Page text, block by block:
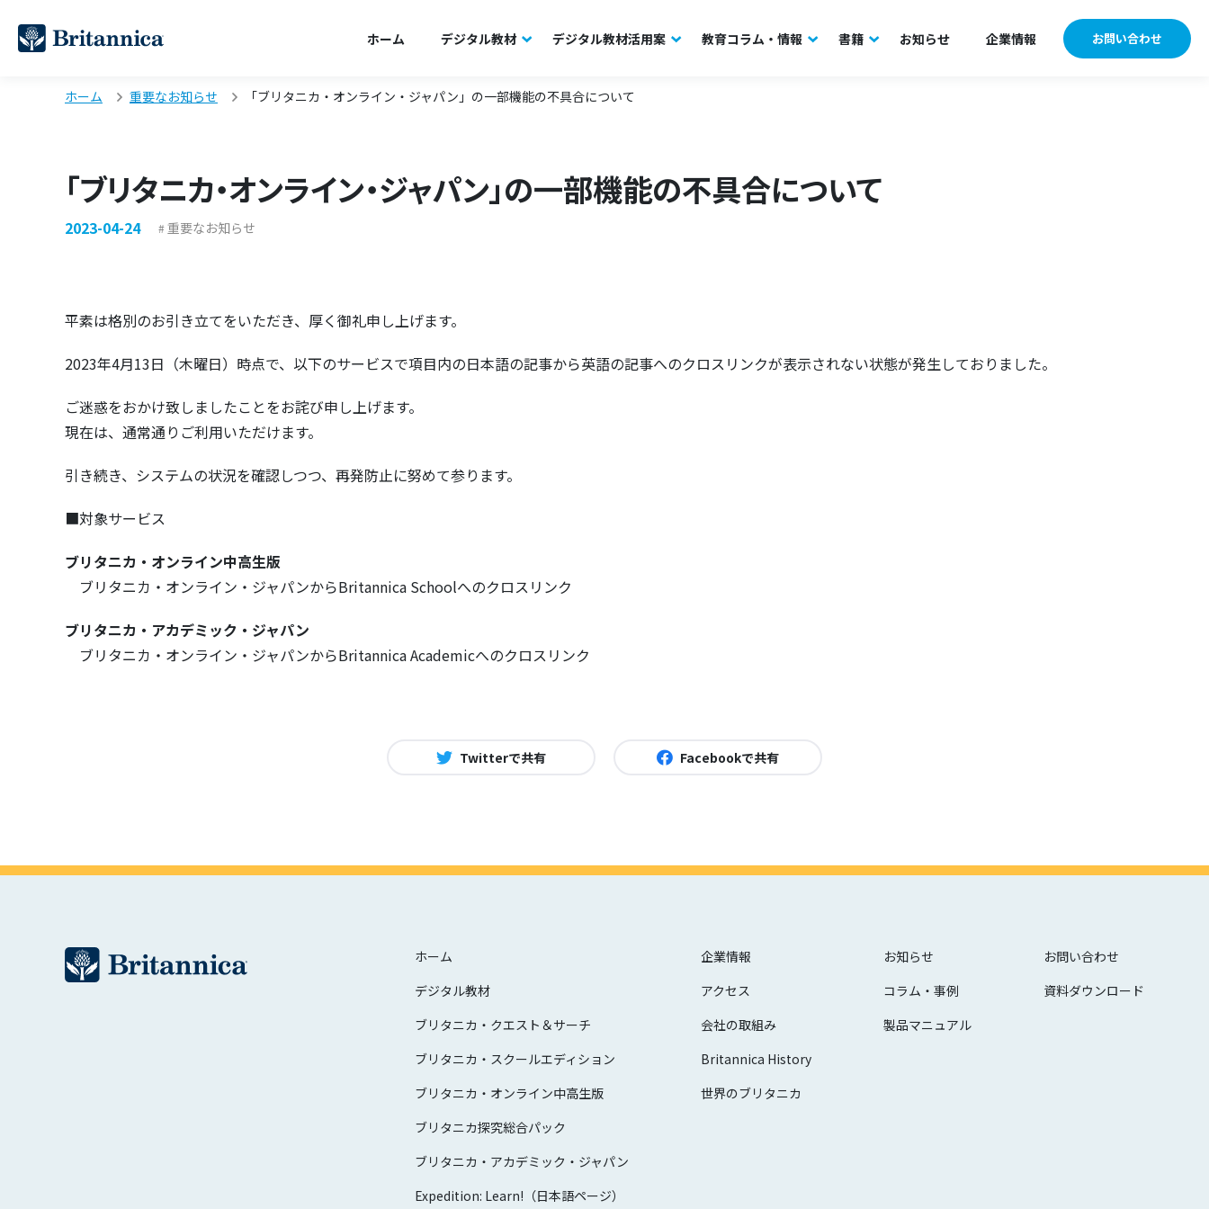
ホーム デジタル教材 デジタル教材活用案 教育コラム・情報 書籍 お知らせ 企業情報 お問い合わせ
ホーム 重要なお知らせ 「ブリタニカ・オンライン・ジャパン」の一部機能の不具合について
「ブリタニカ・オンライン・ジャパン」の一部機能の不具合について
2023-04-24 重要なお知らせ
平素は格別のお引き立てをいただき、厚く御礼申し上げます。
2023年4月13日（木曜日）時点で、以下のサービスで項目内の日本語の記事から英語の記事へのクロスリンクが表示されない状態が発生しておりました。
ご迷惑をおかけ致しましたことをお詫び申し上げます。
現在は、通常通りご利用いただけます。
引き続き、システムの状況を確認しつつ、再発防止に努めて参ります。
■対象サービス
ブリタニカ・オンライン中高生版
ブリタニカ・オンライン・ジャパンからBritannica Schoolへのクロスリンク
ブリタニカ・アカデミック・ジャパン
ブリタニカ・オンライン・ジャパンからBritannica Academicへのクロスリンク
Twitterで共有 Facebookで共有
ホーム
デジタル教材
ブリタニカ・クエスト＆サーチ
ブリタニカ・スクールエディション
ブリタニカ・オンライン中高生版
ブリタニカ探究総合パック
ブリタニカ・アカデミック・ジャパン
Expedition: Learn!（日本語ページ）
企業情報
アクセス
会社の取組み
Britannica History
世界のブリタニカ
お知らせ
コラム・事例
製品マニュアル
お問い合わせ
資料ダウンロード